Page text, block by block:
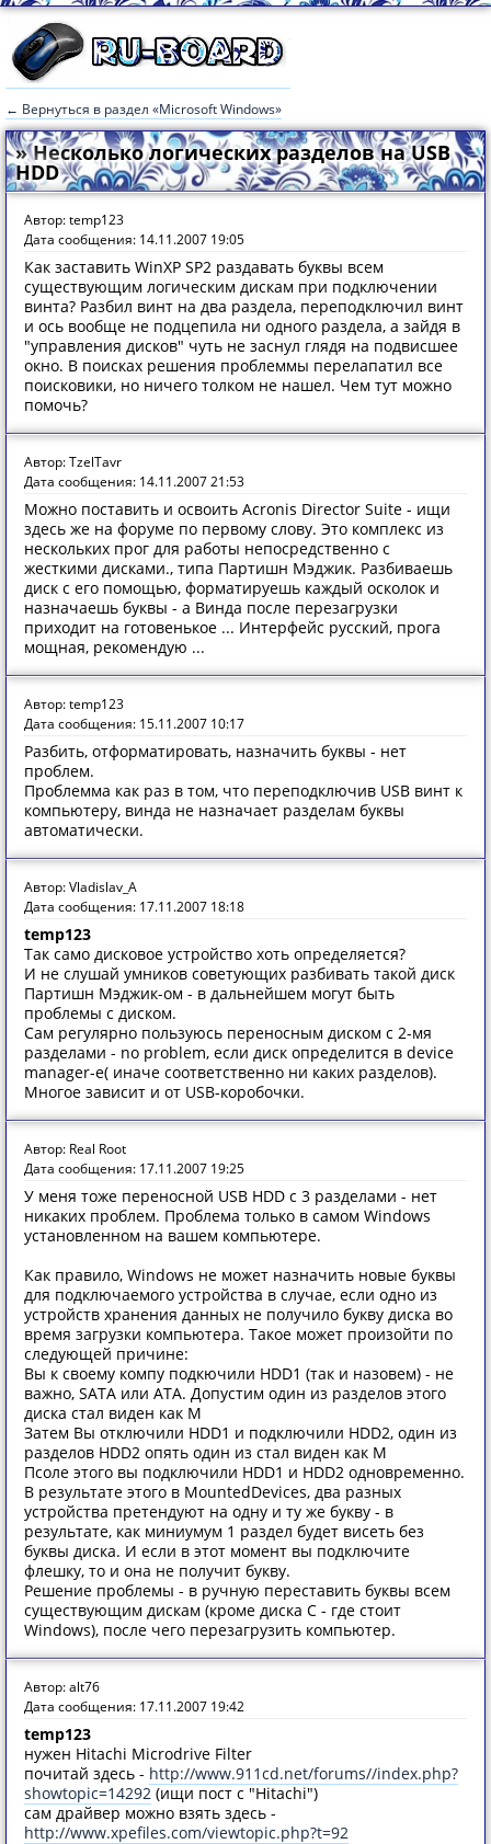
← Вернуться в раздел «Microsoft Windows»
» Несколько логических разделов на USB
HDD
Автор: temp123
Дата сообщения: 14.11.2007 19:05
Как заставить WinXP SP2 раздавать буквы всем
существующим логическим дискам при подключении
винта? Разбил винт на два раздела, переподключил винт
и ось вообще не подцепила ни одного раздела, а зайдя в
"управления дисков" чуть не заснул глядя на подвисшее
окно. В поисках решения проблеммы перелапатил все
поисковики, но ничего толком не нашел. Чем тут можно
помочь?
Автор: TzelTavr
Дата сообщения: 14.11.2007 21:53
Можно поставить и освоить Acronis Director Suite - ищи
здесь же на форуме по первому слову. Это комплекс из
нескольких прог для работы непосредственно с
жесткими дисками., типа Партишн Мэджик. Разбиваешь
диск с его помощью, форматируешь каждый осколок и
назначаешь буквы - а Винда после перезагрузки
приходит на готовенькое ... Интерфейс русский, прога
мощная, рекомендую ...
Автор: temp123
Дата сообщения: 15.11.2007 10:17
Разбить, отформатировать, назначить буквы - нет
проблем.
Проблемма как раз в том, что переподключив USB винт к
компьютеру, винда не назначает разделам буквы
автоматически.
Автор: Vladislav_A
Дата сообщения: 17.11.2007 18:18
temp123
Так само дисковое устройство хоть определяется?
И не слушай умников советующих разбивать такой диск
Партишн Мэджик-ом - в дальнейшем могут быть
проблемы с диском.
Сам регулярно пользуюсь переносным диском с 2-мя
разделами - no problem, если диск определится в device
manager-e( иначе соответственно ни каких разделов).
Многое зависит и от USB-коробочки.
Автор: Real Root
Дата сообщения: 17.11.2007 19:25
У меня тоже переносной USB HDD с 3 разделами - нет
никаких проблем. Проблема только в самом Windows
установленном на вашем компьютере.
Как правило, Windows не может назначить новые буквы
для подключаемого устройства в случае, если одно из
устройств хранения данных не получило букву диска во
время загрузки компьютера. Такое может произойти по
следующей причине:
Вы к своему компу подкючили HDD1 (так и назовем) - не
важно, SATA или ATA. Допустим один из разделов этого
диска стал виден как M
Затем Вы отключили HDD1 и подключили HDD2, один из
разделов HDD2 опять один из стал виден как M
Псоле этого вы подключили HDD1 и HDD2 одновременно.
В результате этого в MountedDevices, два разных
устройства претендуют на одну и ту же букву - в
результате, как миниумум 1 раздел будет висеть без
буквы диска. И если в этот момент вы подключите
флешку, то и она не получит букву.
Решение проблемы - в ручную переставить буквы всем
существующим дискам (кроме диска С - где стоит
Windows), после чего перезагрузить компьютер.
Автор: alt76
Дата сообщения: 17.11.2007 19:42
temp123
нужен Hitachi Microdrive Filter
почитай здесь - http://www.911cd.net/forums//index.php?
showtopic=14292 (ищи пост с "Hitachi")
сам драйвер можно взять здесь -
http://www.xpefiles.com/viewtopic.php?t=92